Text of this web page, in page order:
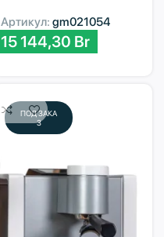
Артикул: gm021054
15 144,30 Br
ПОД ЗАКА
З